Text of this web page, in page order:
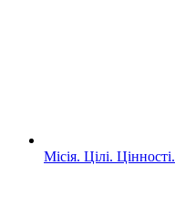
Місія. Цілі. Цінності.